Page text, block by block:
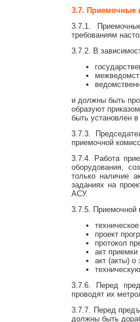
3.7. Приемочные
3.7.1.
требованиям
3.7.2. В
и должны быть
образуют
быть установлен
3.7.3.
приемочной
3.7.4. Работа
оборудования,
только наличие
заданиях на
АСУ.
3.7.5. Приемочной
проект
протокол
акт
акт (акты)
3.7.6. Перед
проводят их
3.7.7. Перед
должны быть